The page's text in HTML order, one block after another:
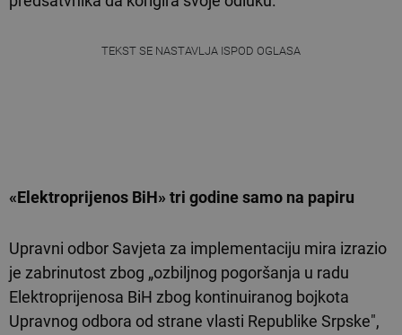
TEKST SE NASTAVLJA ISPOD OGLASA
«Elektroprijenos BiH» tri godine samo na papiru
Upravni odbor Savjeta za implementaciju mira izrazio
je zabrinutost zbog „ozbiljnog pogoršanja u radu
Elektroprijenosa BiH zbog kontinuiranog bojkota
Upravnog odbora od strane vlasti Republike Srpske",